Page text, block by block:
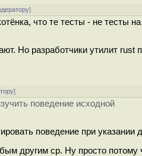
]
что те тесты - не тесты
Но разработчики утилит rust
]
поведение исходной
поведение при указании
другим cp. Ну просто потому